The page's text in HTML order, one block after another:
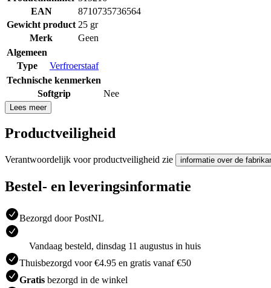
EAN
8710735736564
Gewicht product 25 gr
Merk
Geen
Algemeen
Type
Verfroerstaaf
Technische kenmerken
Softgrip
Nee
Lees meer
Productveiligheid
Verantwoordelijk voor productveiligheid zie informatie over de
Bestel- en leveringsinformatie
Bezorgd door PostNL
Vandaag besteld, dinsdag 11 augustus in huis
Thuisbezorgd voor €4.95 en gratis vanaf €50
Gratis bezorgd in de winkel